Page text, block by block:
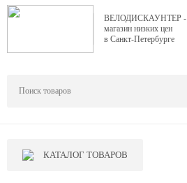
вот дешево
sale
sale
ВЕЛОДИСКАУНТЕР -
магазин низких цен
в Санкт-Петербурге
КАТАЛОГ ТОВАРОВ